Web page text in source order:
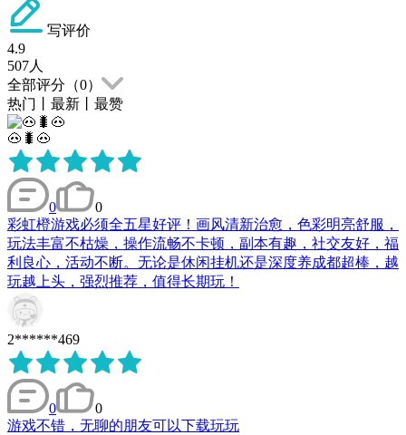
写评价
4.9
507人
全部评分（0）
热门
最新 最赞
🐽🐛🐽
0
0
彩虹橙游戏必须全五星好评！画风清新治愈，色彩明亮舒服，
玩法丰富不枯燥，操作流畅不卡顿，副本有趣，社交友好，福
利良心，活动不断。无论是休闲挂机还是深度养成都超棒，越
玩越上头，强烈推荐，值得长期玩！
2******469
0
0
游戏不错，无聊的朋友可以下载玩玩